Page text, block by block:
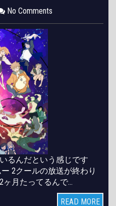
No Comments
るんだという感じです
2クールの放送が終わり
ヶ月たってるんで…
READ MORE